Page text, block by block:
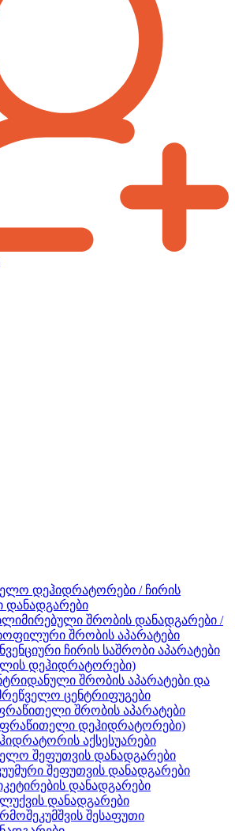
დეჰიდრატორები / ჩირის
დანადგარები
შრობის დანადგარები /
შრობის აპარატები
ჩირის საშრობი აპარატები
დეჰიდრატორები)
შრობის აპარატები და
ცენტრიფუგები
შრობის აპარატები
დეჰიდრატორები)
აქსესუარები
შეფუთვის დანადგარები
შეფუთვის დანადგარები
დანადგარები
დანადგარები
შესაფუთი